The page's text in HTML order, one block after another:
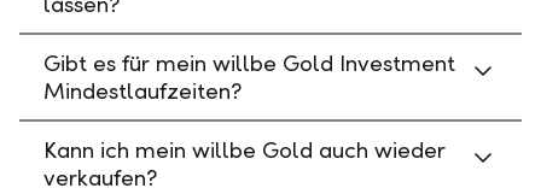
Gibt es für mein willbe Gold Investment
Mindestlaufzeiten?
Kann ich mein willbe Gold auch wieder
verkaufen?